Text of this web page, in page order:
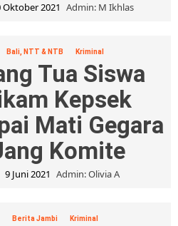
Oktober 2021 Admin: M Ikhlas
Bali, NTT & NTB Kriminal
Tua Siswa
Kepsek
Mati Gegara
Komite
9 Juni 2021 Admin: Olivia A
Berita Jambi Kriminal